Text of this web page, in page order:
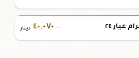
٤٠,٠٧٠ .٠٠ دينار